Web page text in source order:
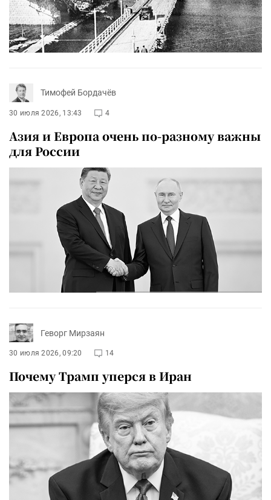
Тимофей Бордачёв
30 июля 2026, 13:43 4
Азия и Европа очень по-разному важны
для России
Геворг Мирзаян
30 июля 2026, 09:20 14
Почему Трамп уперся в Иран